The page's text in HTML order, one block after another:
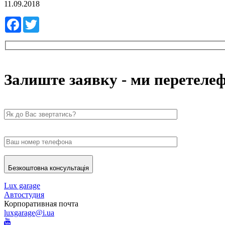
11.09.2018
Facebook
Залиште заявку - ми
Безкоштовна консультація
Lux garage
Автостудия
Корпоративная почта
luxgarage@i.ua